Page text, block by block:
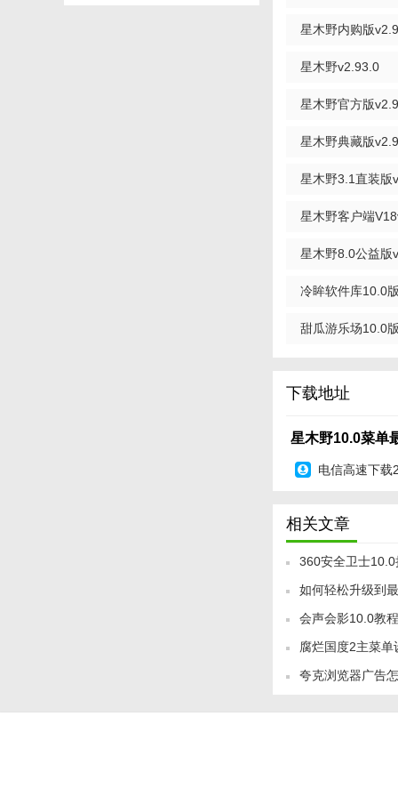
3. 策略战斗：游戏
【星木野10.0
1. 实时天气系统：
2. 多人在线互动：
就。
【星木野10.0
1. 精美画面：游戏
3. 深度剧情：游戏
【星木野10.0
星木野10.0菜单最
和解谜类游戏，那
星木野内购版
星木野v2.93.0
星木野官方版
星木野典藏版
星木野3.1直装版
星木野客户端
星木野8.0公益版
冷眸软件库10.0
甜瓜游乐场10.0
下载地址
星木野10.0菜单
电信高速下载
相关文章
360安全卫士
如何轻松升级到
会声会影10.0教
Hollywood FX
腐烂国度2主菜单
夸克浏览器广告
告弹窗